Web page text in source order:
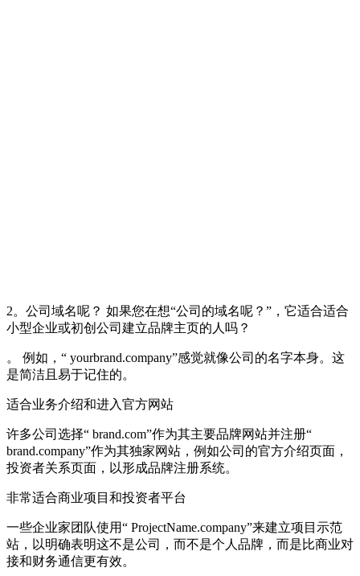
2。公司域名呢？ 如果您在想“公司的域名呢？”，它适合适合
小型企业或初创公司建立品牌主页的人吗？
。 例如，“ yourbrand.company”感觉就像公司的名字本身。这
是简洁且易于记住的。
适合业务介绍和进入官方网站
许多公司选择“ brand.com”作为其主要品牌网站并注册“
brand.company”作为其独家网站，例如公司的官方介绍页面，
投资者关系页面，以形成品牌注册系统。
非常适合商业项目和投资者平台
一些企业家团队使用“ ProjectName.company”来建立项目示范
站，以明确表明这不是公司，而不是个人品牌，而是比商业对
接和财务通信更有效。